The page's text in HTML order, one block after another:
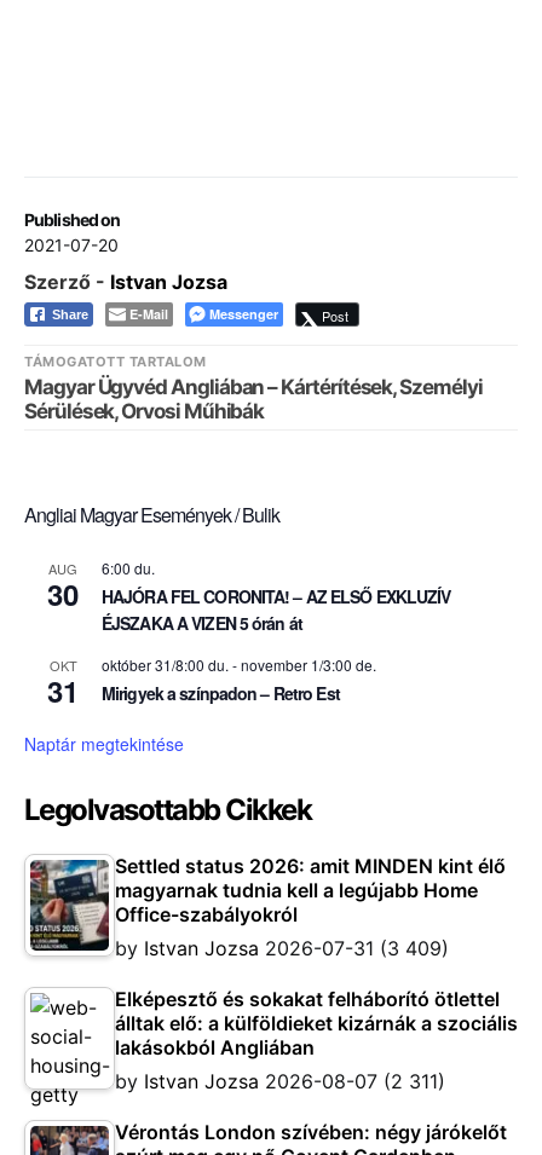
Published on
2021-07-20
Szerző - Istvan Jozsa
Share E-Mail Messenger Post
TÁMOGATOTT TARTALOM
Magyar Ügyvéd Angliában – Kártérítések, Személyi
Sérülések, Orvosi Műhibák
Angliai Magyar Események / Bulik
AUG
30
6:00 du.
HAJÓRA FEL CORONITA! – AZ ELSŐ EXKLUZÍV
ÉJSZAKA A VIZEN 5 órán át
OKT
31
október 31/8:00 du. -november 1/3:00 de.
Mirigyek a színpadon – Retro Est
Naptár megtekintése
Legolvasottabb Cikkek
Settled status 2026: amit MINDEN kint élő
magyarnak tudnia kell a legújabb Home
Office-szabályokról
by Istvan Jozsa 2026-07-31 (3 409)
Elképesztő és sokakat felháborító ötlettel
álltak elő: a külföldieket kizárnák a szociális
lakásokból Angliában
by Istvan Jozsa 2026-08-07 (2 311)
Vérontás London szívében: négy járókelőt